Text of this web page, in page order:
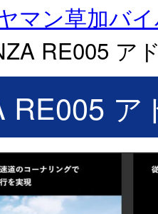
マン草加バ
RE005 ア
RE005 ア